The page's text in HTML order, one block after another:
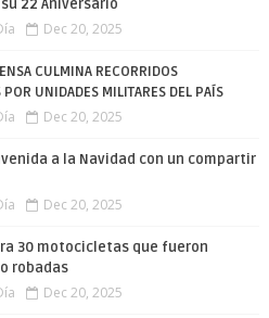
22 Aniversario
Dec 20, 2025
CULMINA RECORRIDOS
UNIDADES MILITARES DEL PAÍS
Dec 20, 2025
a la Navidad con un compartir
Dec 20, 2025
30 motocicletas que fueron
robadas
Dec 20, 2025